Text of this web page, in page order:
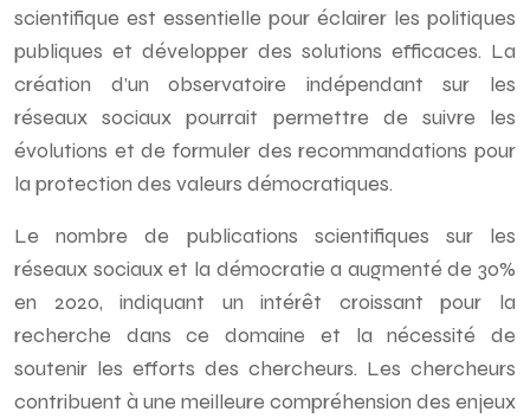
scientifique est essentielle pour éclairer les politiques
publiques et développer des solutions efficaces. La
création d’un observatoire indépendant sur les
réseaux sociaux pourrait permettre de suivre les
évolutions et de formuler des recommandations pour
la protection des valeurs démocratiques.
Le nombre de publications scientifiques sur les
réseaux sociaux et la démocratie a augmenté de 30%
en 2020, indiquant un intérêt croissant pour la
recherche dans ce domaine et la nécessité de
soutenir les efforts des chercheurs. Les chercheurs
contribuent à une meilleure compréhension des enjeux